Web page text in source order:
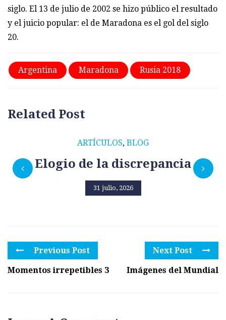
siglo. El 13 de julio de 2002 se hizo público el resultado
y el juicio popular: el de Maradona es el gol del siglo
20.
Argentina Maradona Rusia 2018
Related Post
ARTÍCULOS, BLOG
Elogio de la discrepancia
31 julio, 2026
Previous Post
Momentos irrepetibles 3
Next Post
Imágenes del Mundial